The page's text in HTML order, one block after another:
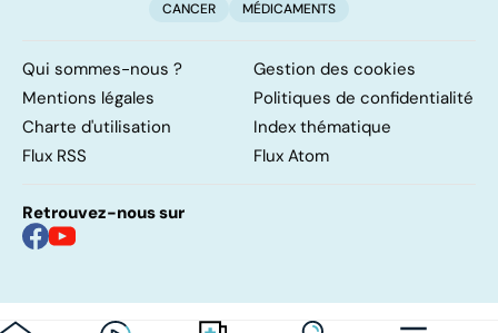
CANCER
MÉDICAMENTS
Qui sommes-nous ?
Gestion des cookies
Mentions légales
Politiques de confidentialité
Charte d'utilisation
Index thématique
Flux RSS
Flux Atom
Retrouvez-nous sur